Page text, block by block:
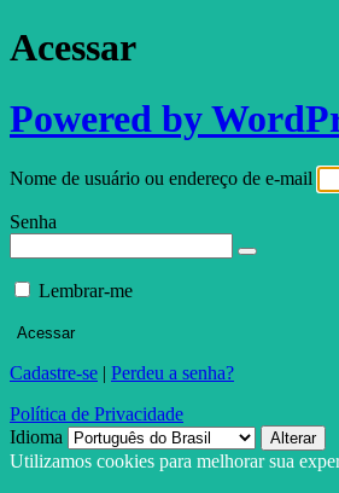
Acessar
Powered by
Nome de usuário ou endereço de e-mail
Senha
Lembrar-me
Cadastre-se | Perdeu a senha?
Política de Privacidade
Idioma
Utilizamos cookies para melhorar sua